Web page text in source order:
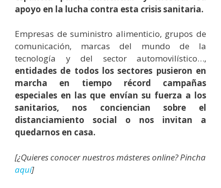
apoyo en la lucha contra esta crisis sanitaria.
Empresas de suministro alimenticio, grupos de
comunicación, marcas del mundo de la
tecnología y del sector automovilístico…,
entidades de todos los sectores pusieron en
marcha en tiempo récord campañas
especiales en las que envían su fuerza a los
sanitarios, nos conciencian sobre el
distanciamiento social o nos invitan a
quedarnos en casa.
[¿Quieres conocer nuestros másteres online? Pincha
aquí]